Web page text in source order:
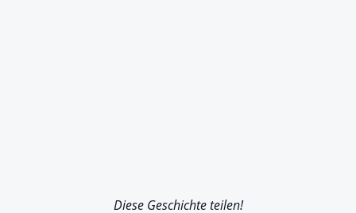
Diese Geschichte teilen!